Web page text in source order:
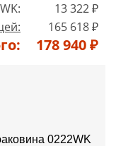
13 322 ₽
165 618 ₽
178 940 ₽
0222WK